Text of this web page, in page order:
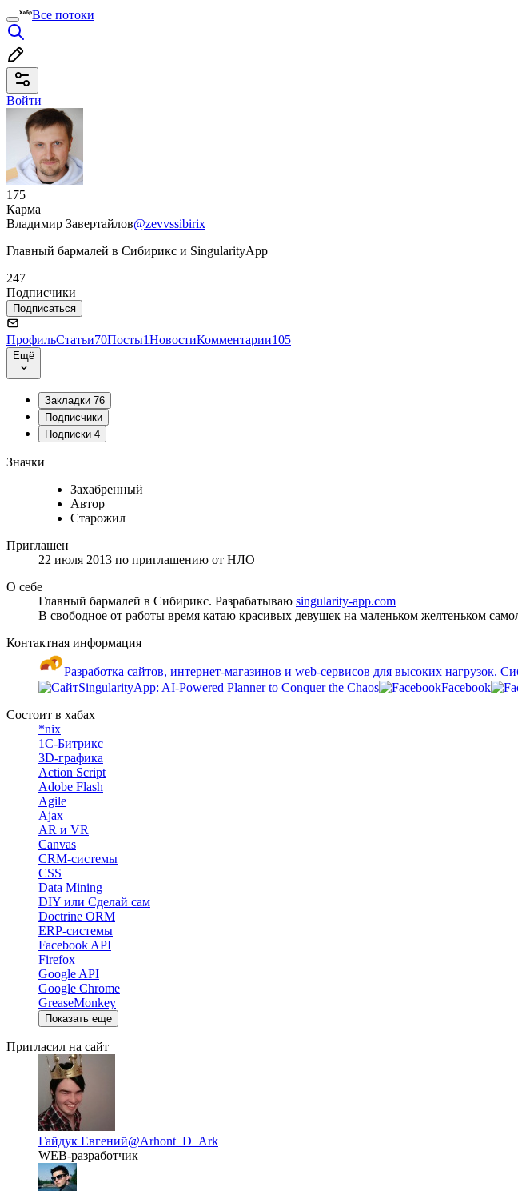
Все потоки
Войти
175
Карма
Владимир Завертайлов@zevvssibirix
Главный бармалей в Сибирикс и SingularityApp
247
Подписчики
Подписаться
ПрофильСтатьи70Посты1НовостиКомментарии105
Ещё
Закладки 76
Подписчики
Подписки 4
Значки
Захабренный
Автор
Старожил
Приглашен
22 июля 2013 по приглашению от НЛО
О себе
Главный бармалей в Сибирикс. Разрабатываю singularity-app.com
В свободное от работы время катаю красивых девушек на маленьком желтеньком
Контактная информация
Разработка сайтов, интернет-магазинов и web-сервисов для высоких нагрузок.
SingularityApp: AI-Powered Planner to Conquer the Chaos
Facebook
Состоит в хабах
*nix
1С-Битрикс
3D-графика
Action Script
Adobe Flash
Agile
Ajax
AR и VR
Canvas
CRM-системы
CSS
Data Mining
DIY или Сделай сам
Doctrine ORM
ERP-системы
Facebook API
Firefox
Google API
Google Chrome
GreaseMonkey
Показать еще
Пригласил на сайт
Гайдук Евгений@Arhont_D_Ark
WEB-разработчик